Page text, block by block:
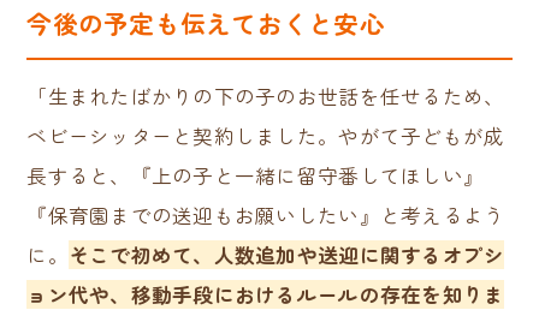
今後の予定も伝えておくと安心
「生まれたばかりの下の子のお世話を任せるため、
ベビーシッターと契約しました。やがて子どもが成
長すると、『上の子と一緒に留守番してほしい』
『保育園までの送迎もお願いしたい』と考えるよう
に。 そこで初めて、人数追加や送迎に関するオプシ
ョン代や、移動手段におけるルールの存在を知りま